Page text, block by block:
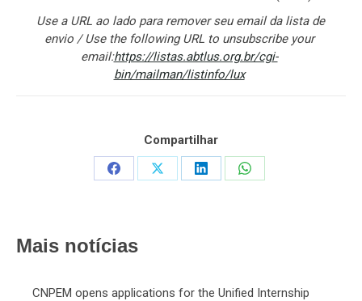
Use a URL ao lado para remover seu email da lista de
envio / Use the following URL to unsubscribe your
email:https://listas.abtlus.org.br/cgi-
bin/mailman/listinfo/lux
Compartilhar
Share
Share
Share
Share
Mais notícias
CNPEM opens applications for the Unified Internship